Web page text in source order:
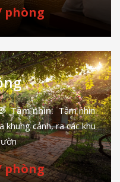
phòng
Tầm nhìn: Tầm nhìn
khung cảnh, ra các khu
phòng